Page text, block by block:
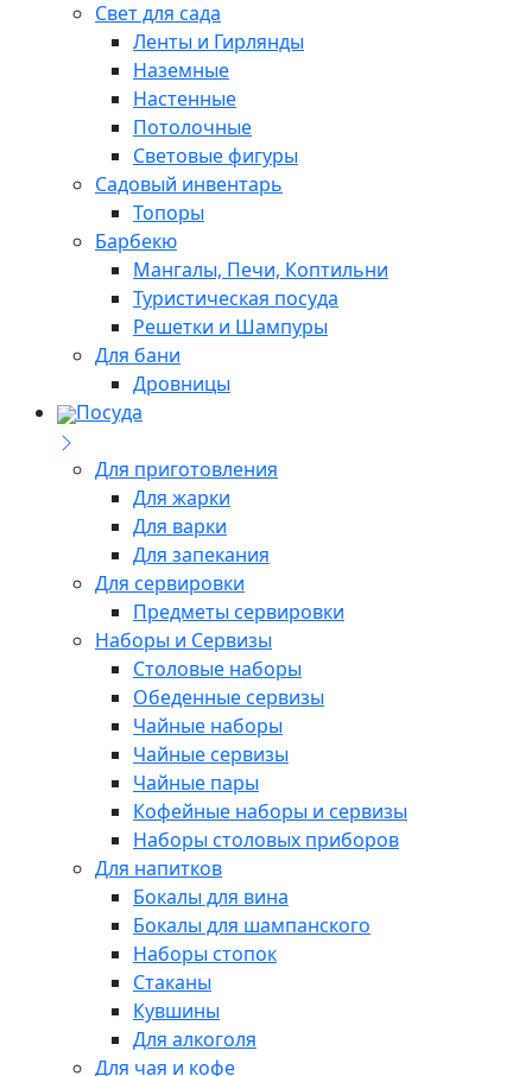
Свет для сада
Ленты и Гирлянды
Наземные
Настенные
Потолочные
Световые фигуры
Садовый инвентарь
Топоры
Барбекю
Мангалы, Печи, Коптильни
Туристическая посуда
Решетки и Шампуры
Для бани
Дровницы
Посуда
Для приготовления
Для жарки
Для варки
Для запекания
Для сервировки
Предметы сервировки
Наборы и Сервизы
Столовые наборы
Обеденные сервизы
Чайные наборы
Чайные сервизы
Чайные пары
Кофейные наборы и сервизы
Наборы столовых приборов
Для напитков
Бокалы для вина
Бокалы для шампанского
Наборы стопок
Стаканы
Кувшины
Для алкоголя
Для чая и кофе